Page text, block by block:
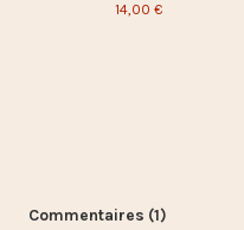
14,00 €
Commentaires (1)